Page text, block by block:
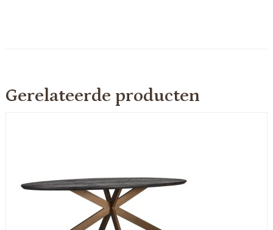
Gerelateerde producten